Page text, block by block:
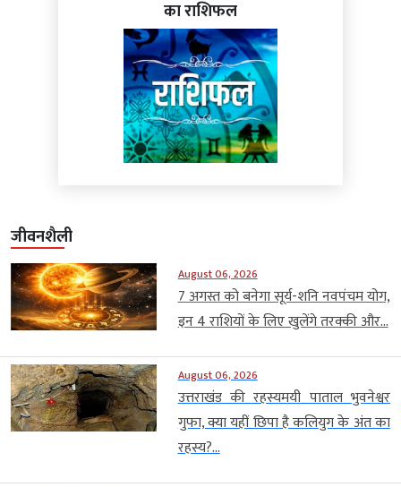
का राशिफल
जीवनशैली
August 06, 2026
7 अगस्त को बनेगा सूर्य-शनि नवपंचम योग,
इन 4 राशियों के लिए खुलेंगे तरक्की और...
August 06, 2026
उत्तराखंड की रहस्यमयी पाताल भुवनेश्वर
गुफा, क्या यहीं छिपा है कलियुग के अंत का
रहस्य?...